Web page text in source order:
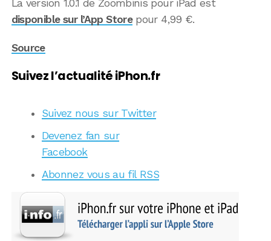
La version 1.0.1 de Zoombinis pour iPad est
disponible sur l’App Storepour 4,99 €.
Source
Suivez l’actualité iPhon.fr
Suivez nous sur Twitter
Devenez fan sur
Facebook
Abonnez vous au fil RSS